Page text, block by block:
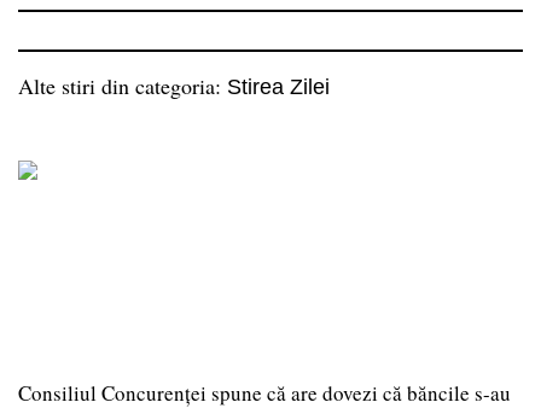
Alte stiri din categoria: Stirea Zilei
Consiliul Concurenței spune că are dovezi că băncile s-au